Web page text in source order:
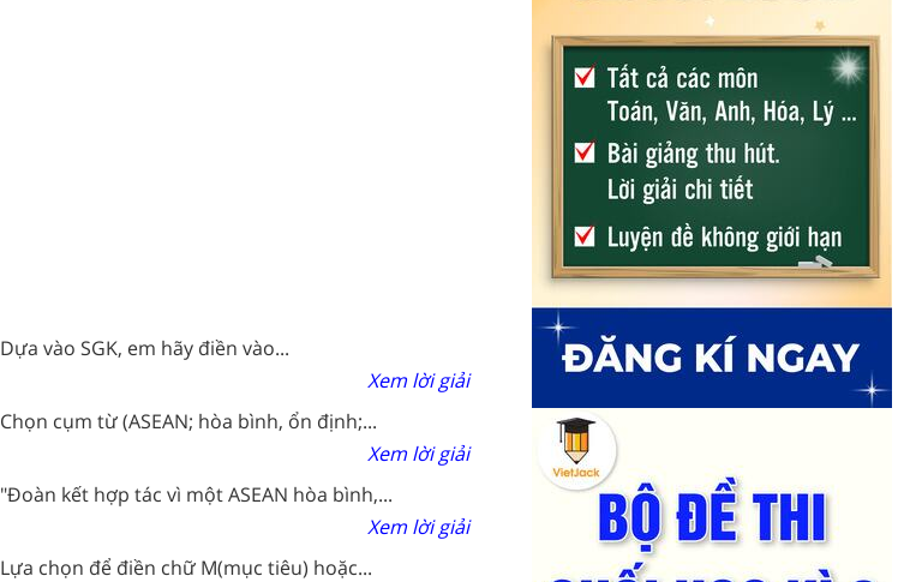
Dựa vào SGK, em hãy điền vào...
Xem lời giải
Chọn cụm từ (ASEAN; hòa bình, ổn định;...
Xem lời giải
"Đoàn kết hợp tác vì một ASEAN hòa bình,...
Xem lời giải
Lựa chọn để điền chữ M(mục tiêu) hoặc...